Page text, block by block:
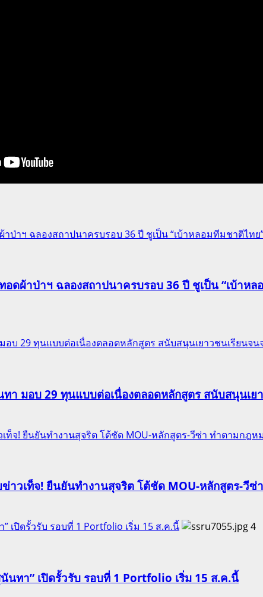
ป่าฯ ฉลองสถาปนาครบรอบ 36 ปี ชูเป็น “เบ้าหลอมทีมชาติไท
ดผ้าป่าฯ ฉลองสถาปนาครบรอบ 36 ปี ชูเป็น “เบ้าห
บ 29 ทุนแบบต่อเนื่องตลอดหลักสูตร สนับสนุนเยาวชนเรียนจน
มอบ 29 ทุนแบบต่อเนื่องตลอดหลักสูตร สนับสนุนเย
ท็จ! ยืนยันทำงานสุจริต โต้ชัด MOU-หลักสูตร-วีซ่า ทำตามกฎ
ข่าวเท็จ! ยืนยันทำงานสุจริต โต้ชัด MOU-หลักสูตร-วี
เปิดรั้วรับ รอบที่ 1 Portfolio เริ่ม 15 ส.ค.นี้
4
นทา” เปิดรั้วรับ รอบที่ 1 Portfolio เริ่ม 15 ส.ค.นี้